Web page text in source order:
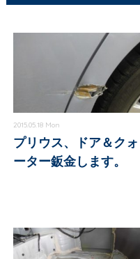
2015.05.18 Mon
プリウス、ドア＆クォ
ーター鈑金します。